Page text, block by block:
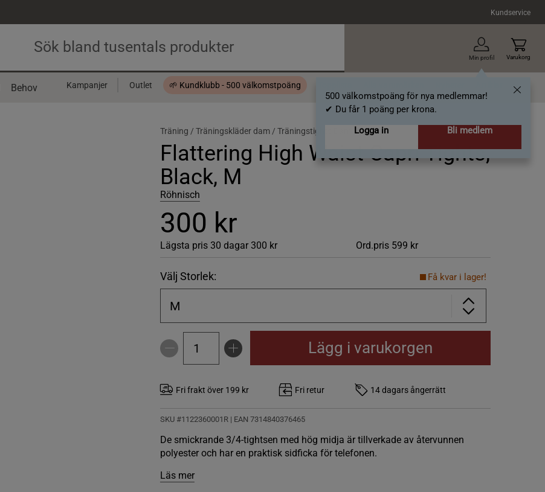
Kundservice
Min profil
500 välkomstpoäng för nya medlemmar!
✔ Du får 1 poäng per krona.
Logga in
Bli medlem
Varukorg
Behov Kampanjer Outlet 🌱 Kundklubb - 500 välkomstpoäng
Träning / Träningskläder dam / Träningstights Dam
Flattering High Waist Capri Tights,
Black, M
Röhnisch
300 kr
Lägsta pris 30 dagar 300 kr Ord.pris 599 kr
Välj Storlek: Få kvar i lager!
M
Lägg i varukorgen
Fri frakt över 199 kr Fri retur 14 dagars ångerrätt
SKU #1122360001R | EAN 7314840376465
De smickrande 3/4-tightsen med hög midja är tillverkade av återvunnen
polyester och har en praktisk sidficka för telefonen.
Läs mer